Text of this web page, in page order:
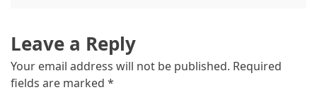
Leave a Reply
Your email address will not be published. Required
fields are marked *